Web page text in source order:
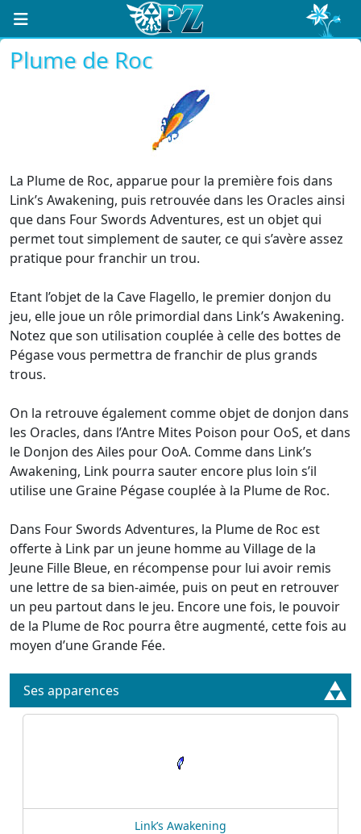
Plume de Roc
La Plume de Roc, apparue pour la première fois dans
Link’s Awakening, puis retrouvée dans les Oracles ainsi
que dans Four Swords Adventures, est un objet qui
permet tout simplement de sauter, ce qui s’avère assez
pratique pour franchir un trou.
Etant l’objet de la Cave Flagello, le premier donjon du
jeu, elle joue un rôle primordial dans Link’s Awakening.
Notez que son utilisation couplée à celle des bottes de
Pégase vous permettra de franchir de plus grands
trous.
On la retrouve également comme objet de donjon dans
les Oracles, dans l’Antre Mites Poison pour OoS, et dans
le Donjon des Ailes pour OoA. Comme dans Link’s
Awakening, Link pourra sauter encore plus loin s’il
utilise une Graine Pégase couplée à la Plume de Roc.
Dans Four Swords Adventures, la Plume de Roc est
offerte à Link par un jeune homme au Village de la
Jeune Fille Bleue, en récompense pour lui avoir remis
une lettre de sa bien-aimée, puis on peut en retrouver
un peu partout dans le jeu. Encore une fois, le pouvoir
de la Plume de Roc pourra être augmenté, cette fois au
moyen d’une Grande Fée.
Ses apparences
Link’s Awakening